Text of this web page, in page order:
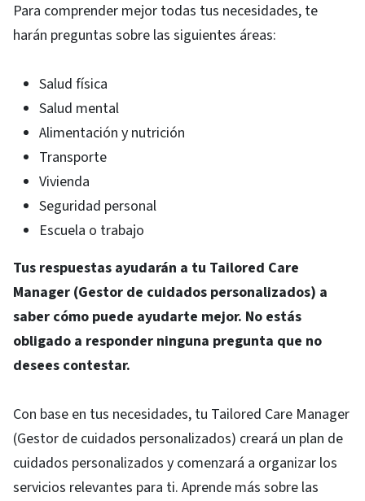
Para comprender mejor todas tus necesidades, te
harán preguntas sobre las siguientes áreas:
Salud física
Salud mental
Alimentación y nutrición
Transporte
Vivienda
Seguridad personal
Escuela o trabajo
Tus respuestas ayudarán a tu Tailored Care
Manager (Gestor de cuidados personalizados) a
saber cómo puede ayudarte mejor. No estás
obligado a responder ninguna pregunta que no
desees contestar.
Con base en tus necesidades, tu Tailored Care Manager
(Gestor de cuidados personalizados) creará un plan de
cuidados personalizados y comenzará a organizar los
servicios relevantes para ti. Aprende más sobre las